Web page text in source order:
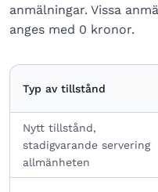
anmälningar. Vissa
anges med 0 kronor.
Typ av tillstånd
Nytt tillstånd,
stadigvarande servering
allmänheten